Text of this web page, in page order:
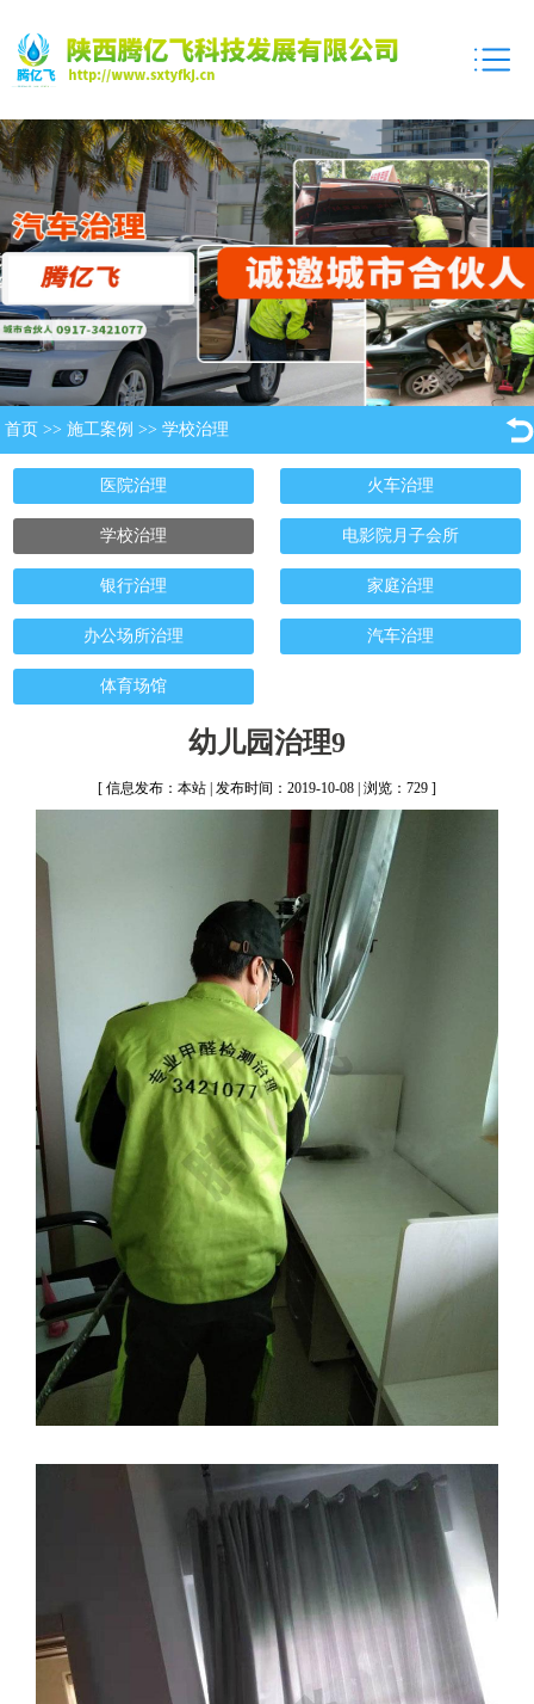
首页 >> 施工案例 >> 学校治理
医院治理 火车治理
学校治理 电影院月子会所
银行治理 家庭治理
办公场所治理 汽车治理
体育场馆
幼儿园治理9
[ 信息发布：本站 | 发布时间：2019-10-08 | 浏览：729 ]